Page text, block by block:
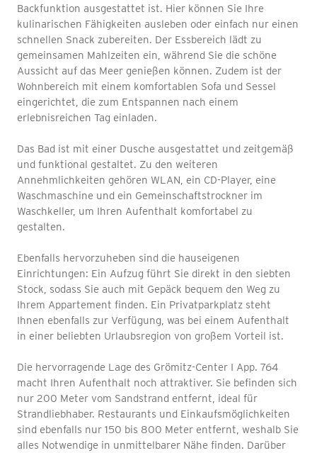
Backfunktion ausgestattet ist. Hier können Sie Ihre
kulinarischen Fähigkeiten ausleben oder einfach nur einen
schnellen Snack zubereiten. Der Essbereich lädt zu
gemeinsamen Mahlzeiten ein, während Sie die schöne
Aussicht auf das Meer genießen können. Zudem ist der
Wohnbereich mit einem komfortablen Sofa und Sessel
eingerichtet, die zum Entspannen nach einem
erlebnisreichen Tag einladen.
Das Bad ist mit einer Dusche ausgestattet und zeitgemäß
und funktional gestaltet. Zu den weiteren
Annehmlichkeiten gehören WLAN, ein CD-Player, eine
Waschmaschine und ein Gemeinschaftstrockner im
Waschkeller, um Ihren Aufenthalt komfortabel zu
gestalten.
Ebenfalls hervorzuheben sind die hauseigenen
Einrichtungen: Ein Aufzug führt Sie direkt in den siebten
Stock, sodass Sie auch mit Gepäck bequem den Weg zu
Ihrem Appartement finden. Ein Privatparkplatz steht
Ihnen ebenfalls zur Verfügung, was bei einem Aufenthalt
in einer beliebten Urlaubsregion von großem Vorteil ist.
Die hervorragende Lage des Grömitz-Center I App. 764
macht Ihren Aufenthalt noch attraktiver. Sie befinden sich
nur 200 Meter vom Sandstrand entfernt, ideal für
Strandliebhaber. Restaurants und Einkaufsmöglichkeiten
sind ebenfalls nur 150 bis 800 Meter entfernt, weshalb Sie
alles Notwendige in unmittelbarer Nähe finden. Darüber